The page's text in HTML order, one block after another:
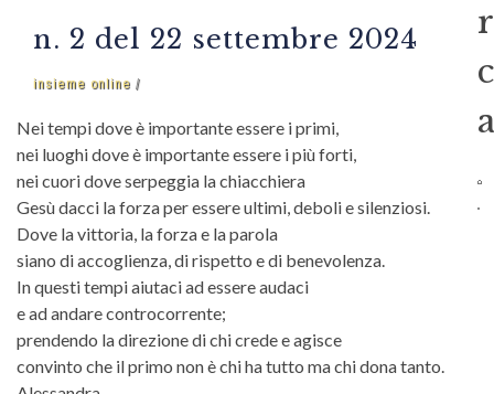
r
c
n. 2 del 22 settembre 2024
insieme online
Nei tempi dove è importante essere i primi,
nei luoghi dove è importante essere i più forti,
nei cuori dove serpeggia la chiacchiera
Gesù dacci la forza per essere ultimi, deboli e silenziosi.
Dove la vittoria, la forza e la parola
siano di accoglienza, di rispetto e di benevolenza.
In questi tempi aiutaci ad essere audaci
e ad andare controcorrente;
prendendo la direzione di chi crede e agisce
convinto che il primo non è chi ha tutto ma chi dona tanto.